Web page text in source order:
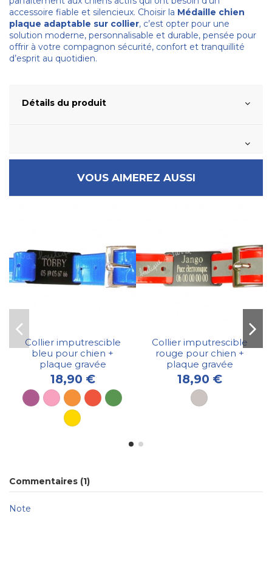
accessoire fiable et silencieux. Choisir la Médaille chien
plaque adaptable sur collier, c’est opter pour une
solution moderne, personnalisable et durable, pensée pour
offrir à votre compagnon sécurité, confort et tranquillité
d’esprit au quotidien.
Détails du produit
VOUS AIMEREZ AUSSI
Collier imputrescible
bleu pour chien +
plaque gravée
18,90 €
Collier imputrescible
rouge pour chien +
plaque gravée
18,90 €
Commentaires (1)
Note